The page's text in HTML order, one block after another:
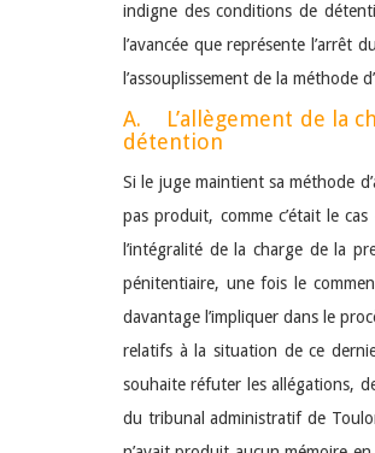
indigne des conditions de
l’avancée que représente
l’assouplissement de la méthode
A. L’allègement de la
détention
Si le juge maintient sa méthode
pas produit, comme c’était le
l’intégralité de la charge de la
pénitentiaire, une fois le
davantage l’impliquer dans le
relatifs à la situation de ce
souhaite réfuter les allégations,
du tribunal administratif de